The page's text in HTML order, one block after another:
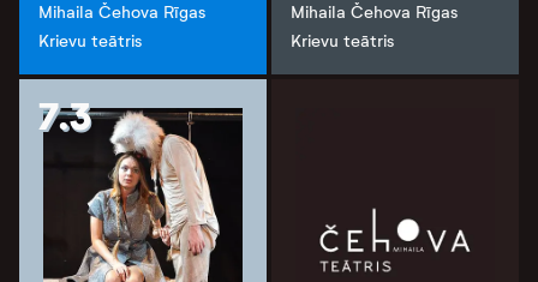
Mihaila Čehova Rīgas
Krievu teātris
Mihaila Čehova Rīgas
Krievu teātris
7.3